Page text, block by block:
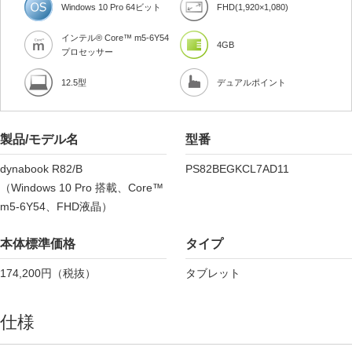
Windows 10 Pro 64ビット
インテル® Core™ m5-6Y54
プロセッサー
12.5型
FHD(1,920×1,080)
4GB
デュアルポイント
製品/モデル名
dynabook R82/B
（Windows 10 Pro 搭載、Core™
m5-6Y54、FHD液晶）
型番
PS82BEGKCL7AD11
本体標準価格
174,200円（税抜）
タイプ
タブレット
仕様